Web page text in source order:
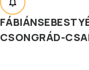
CSONGRÁD-